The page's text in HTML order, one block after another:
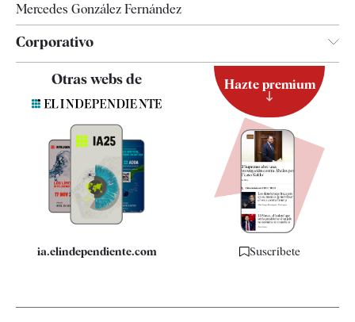
Mercedes González Fernández
Corporativo
Contacto
Quiénes somos
Especificaciones
Otras webs de
ia.elindependiente.com
Hazte premium
Suscríbete